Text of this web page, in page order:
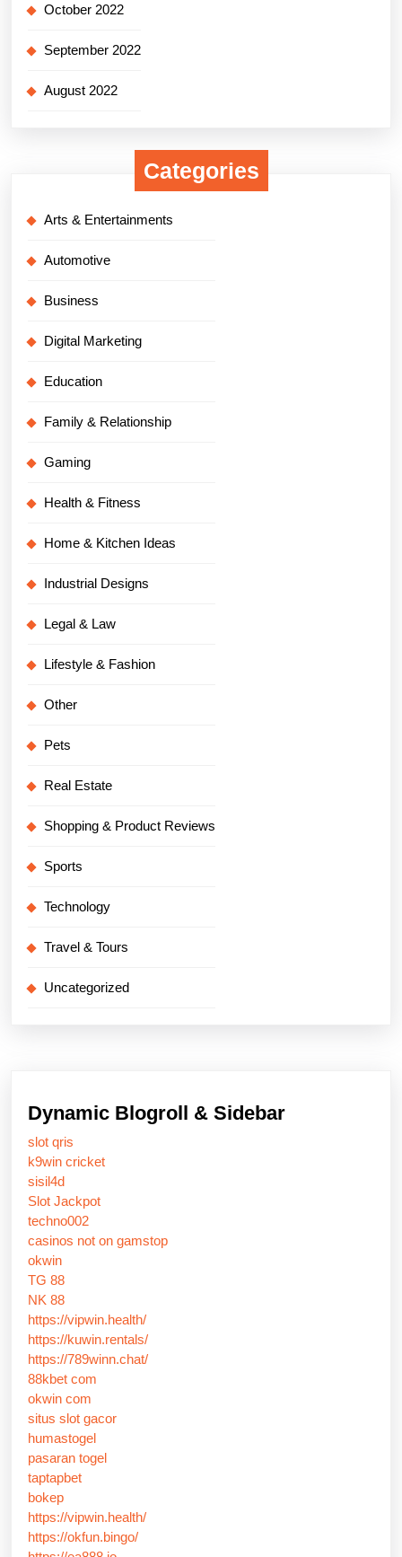
October 2022
September 2022
August 2022
Categories
Arts & Entertainments
Automotive
Business
Digital Marketing
Education
Family & Relationship
Gaming
Health & Fitness
Home & Kitchen Ideas
Industrial Designs
Legal & Law
Lifestyle & Fashion
Other
Pets
Real Estate
Shopping & Product Reviews
Sports
Technology
Travel & Tours
Uncategorized
Dynamic Blogroll & Sidebar
slot qris
k9win cricket
sisil4d
Slot Jackpot
techno002
casinos not on gamstop
okwin
TG 88
NK 88
https://vipwin.health/
https://kuwin.rentals/
https://789winn.chat/
88kbet com
okwin com
situs slot gacor
humastogel
pasaran togel
taptapbet
bokep
https://vipwin.health/
https://okfun.bingo/